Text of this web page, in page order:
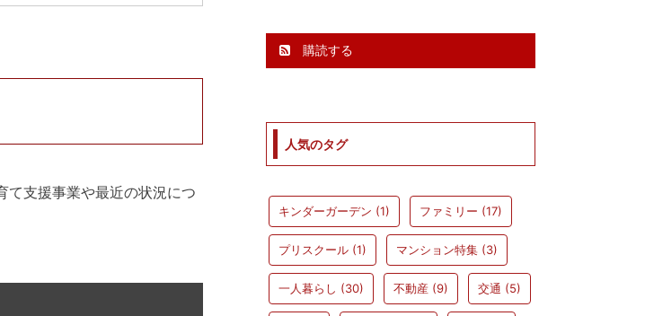
て支援事業や最近の状況につ
購読する
人気のタグ
キンダーガーデン (1) ファミリー (17)
プリスクール (1) マンション特集 (3)
一人暮らし (30) 不動産 (9) 交通 (5)